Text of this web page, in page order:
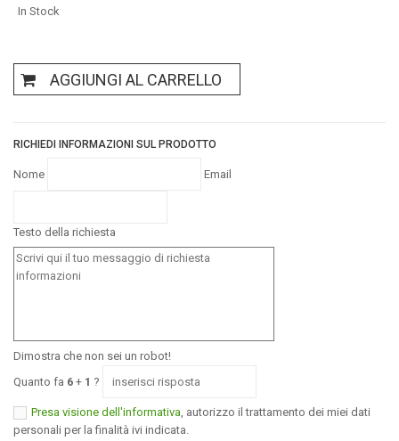
In Stock
AGGIUNGI AL CARRELLO
RICHIEDI INFORMAZIONI SUL PRODOTTO
Nome Email
Testo della richiesta
Dimostra che non sei un robot!
Quanto fa 6 + 1 ?
Presa visione dell'informativa, autorizzo il trattamento dei miei dati
personali per la finalità ivi indicata.